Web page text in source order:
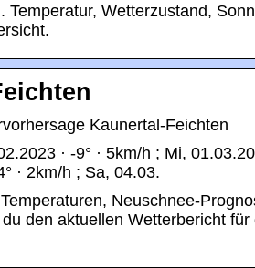
Wetterzustand,
Kaunertal-Feichten
· -9° · 5km/h ; Mi,
· 2km/h ; Sa, 04.03.
Neuschnee-
den aktuellen Wetterbericht